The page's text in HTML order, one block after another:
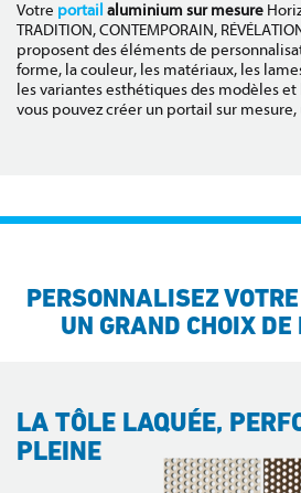
Votre portail aluminium sur mesure
TRADITION, CONTEMPORAIN,
proposent des éléments de
forme, la couleur, les matériaux, les
les variantes esthétiques des modèles
vous pouvez créer un portail sur
PERSONNALISEZ
UN GRAND CHOIX
LA TÔLE LAQUÉE,
PLEINE